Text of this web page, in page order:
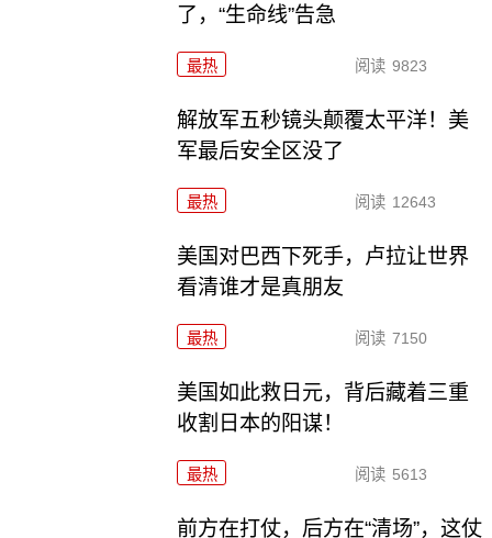
了，“生命线”告急
最热 阅读 9823
解放军五秒镜头颠覆太平洋！美
军最后安全区没了
最热 阅读 12643
美国对巴西下死手，卢拉让世界
看清谁才是真朋友
最热 阅读 7150
美国如此救日元，背后藏着三重
收割日本的阳谋！
最热 阅读 5613
前方在打仗，后方在“清场”，这仗